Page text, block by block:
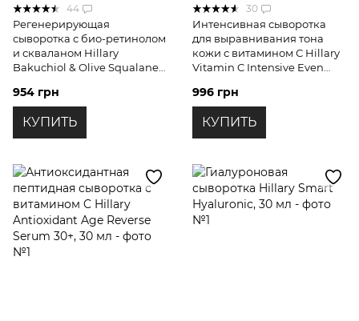
44
Регенерирующая
сыворотка с био-ретинолом
и скваланом Hillary
Bakuchiol & Olive Squalane
954 грн
КУПИТЬ
30
Интенсивная сыворотка
для выравнивания тона
кожи с витамином С Hillary
Vitamin C Intensive Even
996 грн
КУПИТЬ